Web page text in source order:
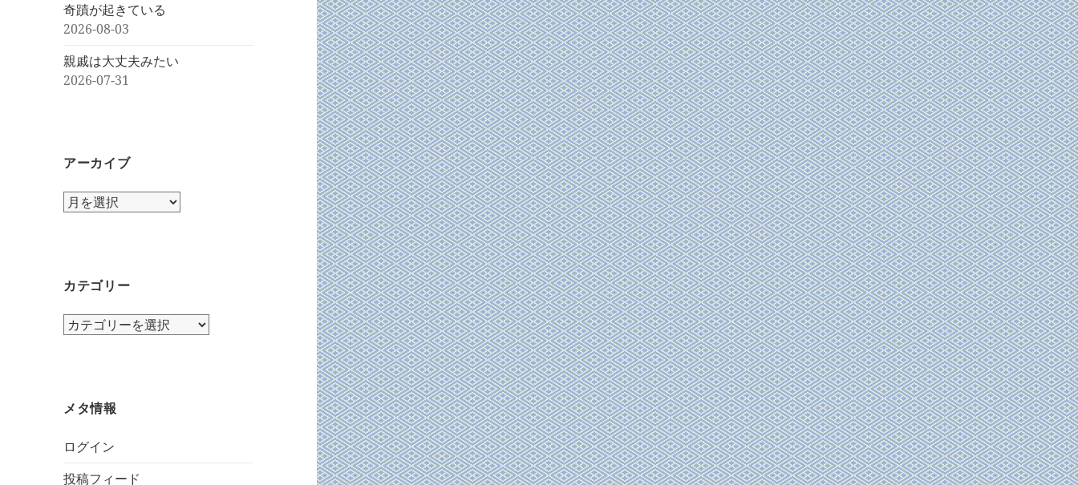
奇蹟が起きている
2026-08-03
親戚は大丈夫みたい
2026-07-31
アーカイブ
ア
ブ
カテゴリー
カ
ー
メタ情報
ログイン
投稿フィード